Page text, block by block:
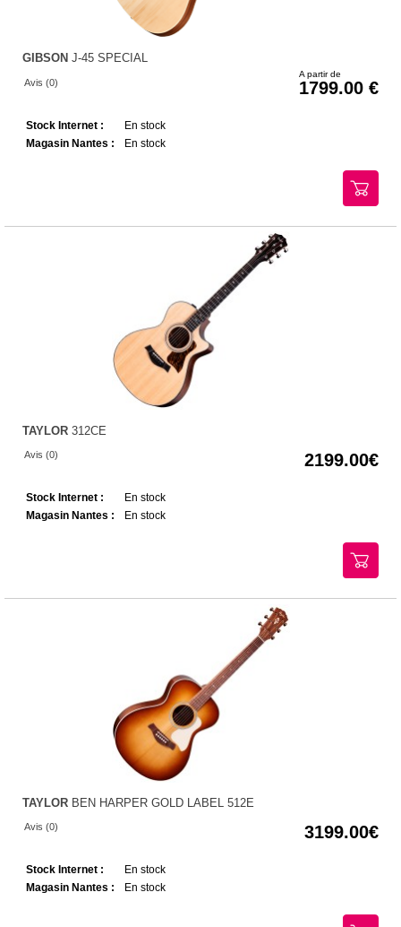
GIBSON J-45 SPECIAL
Avis (0)
A partir de
1799.00
Stock Internet :
En stock
Magasin Nantes :
En stock
TAYLOR 312CE
Avis (0) 2199.00
Stock Internet :
En stock
Magasin Nantes :
En stock
TAYLOR BEN HARPER GOLD LABEL 512E
Avis (0) 3199.00
Stock Internet :
En stock
Magasin Nantes :
En stock